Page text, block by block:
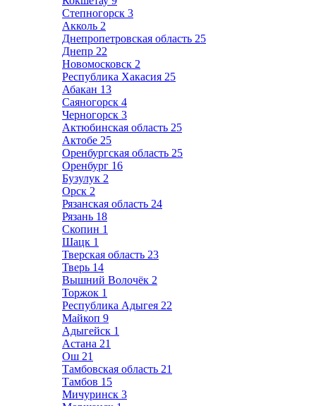
Степногорск 3
Акколь 2
Днепропетровская область 25
Днепр 22
Новомосковск 2
Республика Хакасия 25
Абакан 13
Саяногорск 4
Черногорск 3
Актюбинская область 25
Актобе 25
Оренбургская область 25
Оренбург 16
Бузулук 2
Орск 2
Рязанская область 24
Рязань 18
Скопин 1
Шацк 1
Тверская область 23
Тверь 14
Вышний Волочёк 2
Торжок 1
Республика Адыгея 22
Майкоп 9
Адыгейск 1
Астана 21
Ош 21
Тамбовская область 21
Тамбов 15
Мичуринск 3